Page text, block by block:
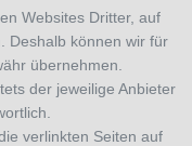
Websites Dritter, auf
Deshalb können wir für
übernehmen.
der jeweilige Anbieter
verlinkten Seiten auf